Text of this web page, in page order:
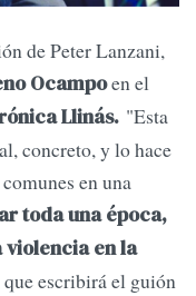
de Peter Lanzani,
Ocampoen el
Llinás. "Esta
concreto, y lo hace
en una
toda una época,
violencia en la
escribirá el guión